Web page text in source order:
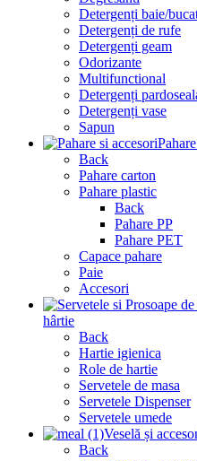
Detergenți baie/
Detergenți de rufe
Detergenți geam
Odorizante
Multifunctional
Detergenți
Detergenți vase
Sapun
Back
Pahare carton
Pahare plastic
Back
Pahare PP
Pahare PET
Capace pahare
Paie
Accesori
hârtie
Back
Hartie igienica
Role de hartie
Servetele de masa
Servetele Dispenser
Servetele umede
Veselă și
Back